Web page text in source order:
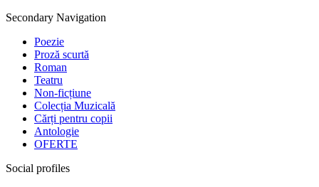
Secondary Navigation
Poezie
Proză scurtă
Roman
Teatru
Non-ficțiune
Colecția Muzicală
Cărți pentru copii
Antologie
OFERTE
Social profiles